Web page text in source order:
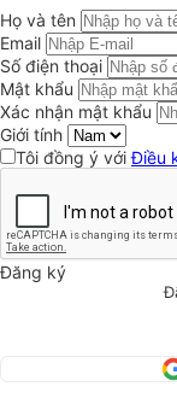
Họ và tên
Email
Số điện thoại
Mật khẩu
Xác nhận mật khẩu
Giới tính
Tôi đồng ý vớiĐiều
Đăng ký